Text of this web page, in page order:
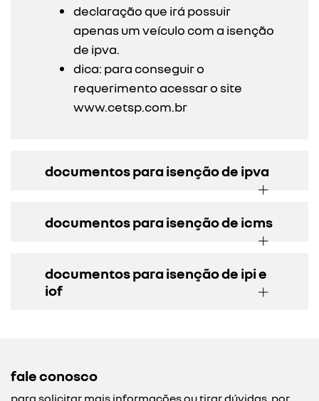
declaração que irá possuir
apenas um veículo com a isenção
de ipva.
dica: para conseguir o
requerimento acessar o site
www.cetsp.com.br
documentos para isenção de ipva
documentos para isenção de icms
documentos para isenção de ipi e
iof
fale conosco
para solicitar mais informações ou tirar dúvidas, por